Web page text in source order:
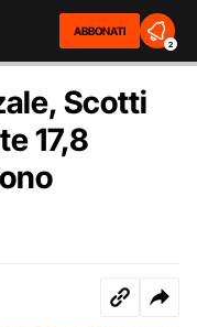
ABBONATI
2
Scotti
17,8